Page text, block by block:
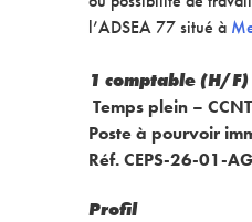
l’ADSEA 77 situé à
1 comptable (H/F)
Temps plein –
Poste à pourvoir
Réf. CEPS-26-01-AG
Profil